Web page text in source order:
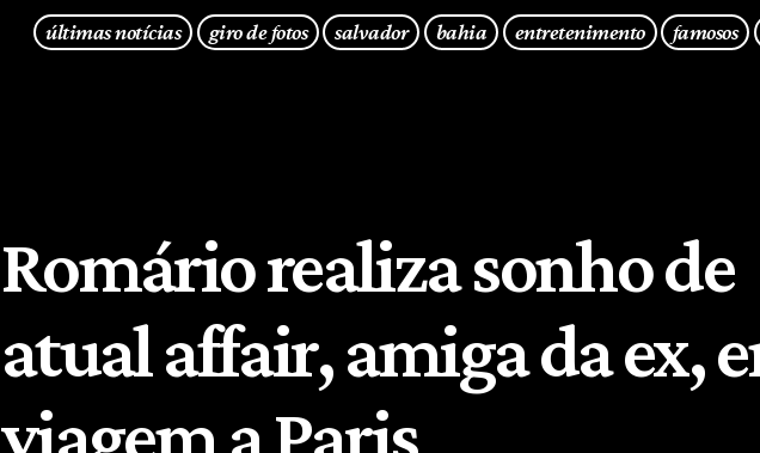
últimas notícias giro de fotos salvador bahia entretenimento famosos
Romário realiza sonho de
atual affair, amiga da ex,
viagem a Paris